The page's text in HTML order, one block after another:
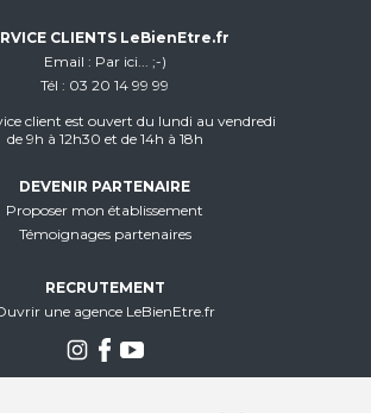
CLIENTS LeBienEtre.fr
Email
Par ici... ;-)
Tél
03 20 14 99 99
client est ouvert du lundi au vendredi
de 9h à 12h30 et de 14h à 18h
DEVENIR PARTENAIRE
Proposer mon établissement
Témoignages partenaires
RECRUTEMENT
une agence LeBienEtre.fr